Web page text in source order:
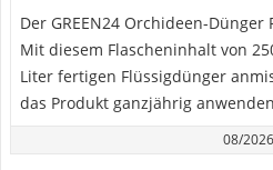
Der GREEN24 Orchideen-
Mit diesem Flascheninhalt von
Liter fertigen Flüssigdünger
das Produkt ganzjährig
08/2026